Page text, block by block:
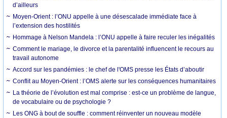
d’ailleurs
Moyen-Orient : l’ONU appelle à une désescalade immédiate face à
l’extension des hostilités
Hommage à Nelson Mandela : l’ONU appelle à faire reculer les inégalités
Comment le mariage, le divorce et la parentalité influencent le recours au
travail autonome
Accord sur les pandémies : le chef de l'OMS presse les États d’aboutir
Conflit au Moyen-Orient : l’OMS alerte sur les conséquences humanitaires
La théorie de l’évolution est mal comprise : est-ce un problème de langue,
de vocabulaire ou de psychologie ?
Les ONG à bout de souffle : comment réinventer un nouveau modèle